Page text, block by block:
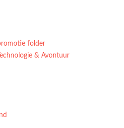
folder
& Avontuur